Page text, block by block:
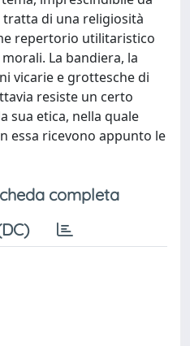
tratta di una religiosità
repertorio utilitaristico
La bandiera, la
vicarie e grottesche di
resiste un certo
sua etica, nella quale
essa ricevono appunto le
completa